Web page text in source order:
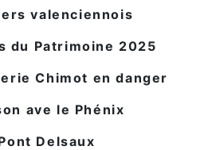
valenciennois
du Patrimoine 2025
Chimot en danger
ave le Phénix
Delsaux